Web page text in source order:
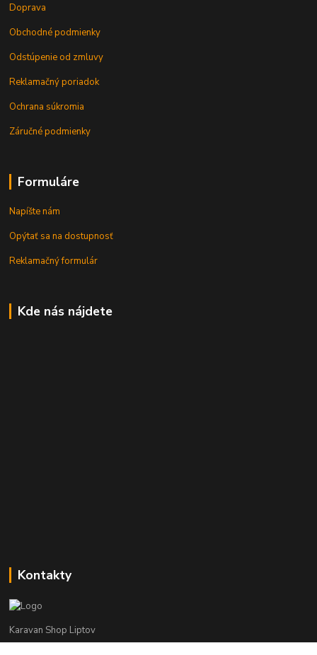
Doprava
Obchodné podmienky
Odstúpenie od zmluvy
Reklamačný poriadok
Ochrana súkromia
Záručné podmienky
Formuláre
Napíšte nám
Opýtať sa na dostupnosť
Reklamačný formulár
Kde nás nájdete
Kontakty
Karavan Shop Liptov